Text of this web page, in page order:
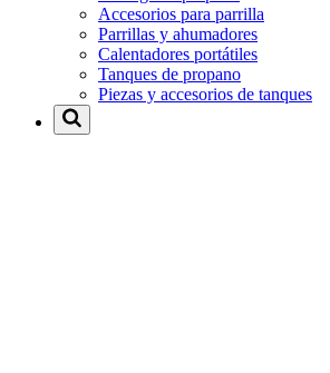
Accesorios para parrilla
Parrillas y ahumadores
Calentadores portátiles
Tanques de propano
Piezas y accesorios de tanques